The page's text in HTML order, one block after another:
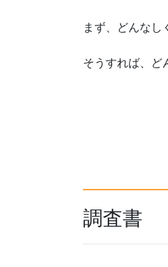
まず、どんなし
そうすれば、ど
調査書